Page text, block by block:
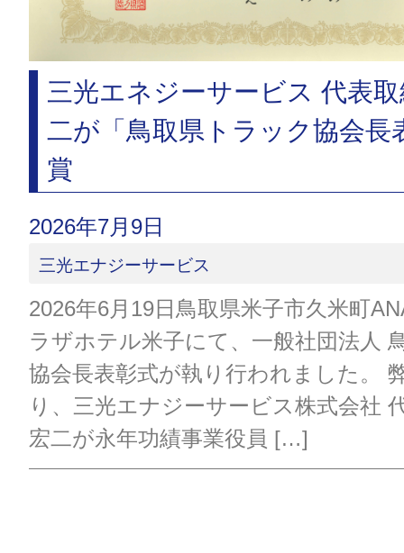
三光エネジーサービス 代表
二が「鳥取県トラック協会長
賞
2026年7月9日
三光エナジーサービス
2026年6月19日鳥取県米子市久米町
ラザホテル米子にて、一般社団法人
協会長表彰式が執り行われました。
り、三光エナジーサービス株式会社
宏二が永年功績事業役員 […]